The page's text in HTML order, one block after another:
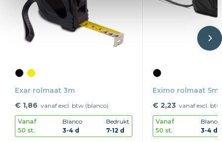
Exar rolmaat 3m
€ 1,86 vanaf excl. btw (blanco)
Vanaf
50 st.
Blanco
3-4 d
Bedrukt
7-12 d
Eximo rolmaat 5m
€ 2,23 vanaf excl.
Vanaf
50 st.
Blanco
3-4 d